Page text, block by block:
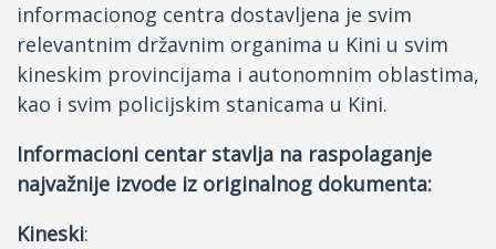
informacionog centra dostavljena je svim
relevantnim državnim organima u Kini u svim
kineskim provincijama i autonomnim oblastima,
kao i svim policijskim stanicama u Kini.
Informacioni centar stavlja na raspolaganje
najvažnije izvode iz originalnog dokumenta:
Kineski: